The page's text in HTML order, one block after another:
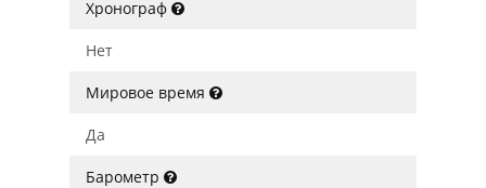
Хронограф
Нет
Мировое время
Да
Барометр